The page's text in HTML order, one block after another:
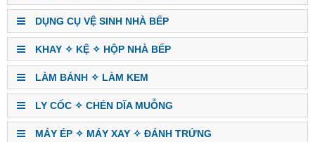
DỤNG CỤ VỆ SINH NHÀ BẾP
KHAY ✧ KỆ ✧ HỘP NHÀ BẾP
LÀM BÁNH ✧ LÀM KEM
LY CỐC ✧ CHÉN DĨA MUỖNG
MÁY ÉP ✧ MÁY XAY ✧ ĐÁNH TRỨNG